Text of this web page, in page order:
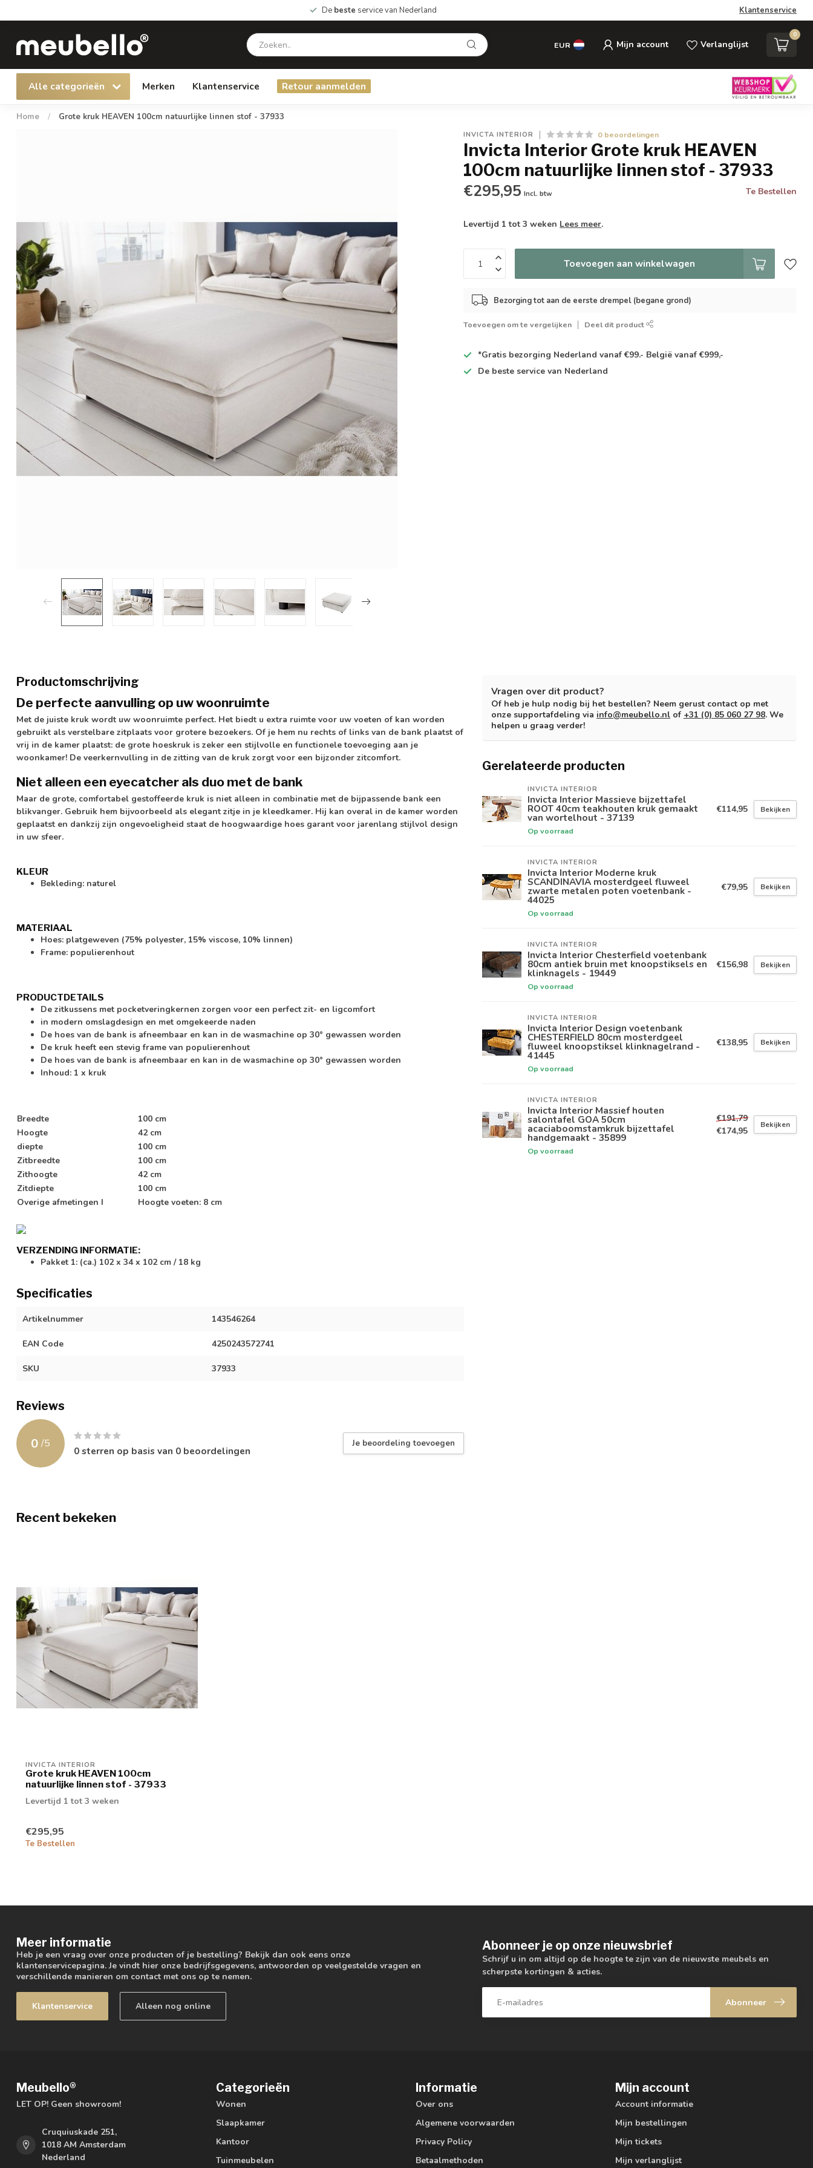
De beste service van Nederland Klantenservice
EUR Mijn account Verlanglijst
0
Alle categorieën Merken Klantenservice Retour aanmelden
Home / Grote kruk HEAVEN 100cm natuurlijke linnen stof - 37933
INVICTA INTERIOR 0 beoordelingen
Invicta Interior Grote kruk HEAVEN
100cm natuurlijke linnen stof - 37933
€295,95 Incl. btw Te Bestellen
Levertijd 1 tot 3 weken Lees meer.
Toevoegen aan winkelwagen
Bezorging tot aan de eerste drempel (begane grond)
Toevoegen om te vergelijken Deel dit product
*Gratis bezorging Nederland vanaf €99.- België vanaf €999,-
De beste service van Nederland
Productomschrijving
De perfecte aanvulling op uw woonruimte
Met de juiste kruk wordt uw woonruimte perfect. Het biedt u extra ruimte voor uw voeten of kan worden
gebruikt als verstelbare zitplaats voor grotere bezoekers. Of je hem nu rechts of links van de bank plaatst of
vrij in de kamer plaatst: de grote hoeskruk is zeker een stijlvolle en functionele toevoeging aan je
woonkamer! De veerkernvulling in de zitting van de kruk zorgt voor een bijzonder zitcomfort.
Niet alleen een eyecatcher als duo met de bank
Maar de grote, comfortabel gestoffeerde kruk is niet alleen in combinatie met de bijpassende bank een
blikvanger. Gebruik hem bijvoorbeeld als elegant zitje in je kleedkamer. Hij kan overal in de kamer worden
geplaatst en dankzij zijn ongevoeligheid staat de hoogwaardige hoes garant voor jarenlang stijlvol design
in uw sfeer.
KLEUR
Bekleding: naturel
MATERIAAL
Hoes: platgeweven (75% polyester, 15% viscose, 10% linnen)
Frame: populierenhout
PRODUCTDETAILS
De zitkussens met pocketveringkernen zorgen voor een perfect zit- en ligcomfort
in modern omslagdesign en met omgekeerde naden
De hoes van de bank is afneembaar en kan in de wasmachine op 30° gewassen worden
De kruk heeft een stevig frame van populierenhout
De hoes van de bank is afneembaar en kan in de wasmachine op 30° gewassen worden
Inhoud: 1 x kruk
Breedte
100 cm
Hoogte
42 cm
diepte
100 cm
Zitbreedte
100 cm
Zithoogte
42 cm
Zitdiepte
100 cm
Overige afmetingen I
Hoogte voeten: 8 cm
VERZENDING INFORMATIE:
Pakket 1: (ca.) 102 x 34 x 102 cm / 18 kg
Specificaties
Artikelnummer 143546264
EAN Code 4250243572741
SKU 37933
Reviews
0 /5
0sterren op basis van 0 beoordelingen
Je beoordeling toevoegen
Vragen over dit product?
Of heb je hulp nodig bij het bestellen? Neem gerust contact op met
onze supportafdeling via info@meubello.nl of +31 (0) 85 060 27 98. We
helpen u graag verder!
Gerelateerde producten
INVICTA INTERIOR
Invicta Interior Massieve bijzettafel
ROOT 40cm teakhouten kruk gemaakt
van wortelhout - 37139
Op voorraad
€114,95 Bekijken
INVICTA INTERIOR
Invicta Interior Moderne kruk
SCANDINAVIA mosterdgeel fluweel
zwarte metalen poten voetenbank -
44025
Op voorraad
€79,95 Bekijken
INVICTA INTERIOR
Invicta Interior Chesterfield voetenbank
80cm antiek bruin met knoopstiksels en
klinknagels - 19449
Op voorraad
€156,98 Bekijken
INVICTA INTERIOR
Invicta Interior Design voetenbank
CHESTERFIELD 80cm mosterdgeel
fluweel knoopstiksel klinknagelrand -
41445
Op voorraad
€138,95 Bekijken
INVICTA INTERIOR
Invicta Interior Massief houten
salontafel GOA 50cm
acaciaboomstamkruk bijzettafel
handgemaakt - 35899
Op voorraad
€191,79
€174,95
Bekijken
Recent bekeken
INVICTA INTERIOR
Grote kruk HEAVEN 100cm
natuurlijke linnen stof - 37933
Levertijd 1 tot 3 weken
€295,95
Te Bestellen
Meer informatie
Heb je een vraag over onze producten of je bestelling? Bekijk dan ook eens onze
klantenservicepagina. Je vindt hier onze bedrijfsgegevens, antwoorden op veelgestelde vragen en
verschillende manieren om contact met ons op te nemen.
Klantenservice Alleen nog online
Abonneer je op onze nieuwsbrief
Schrijf u in om altijd op de hoogte te zijn van de nieuwste meubels en
scherpste kortingen & acties.
Abonneer
Meubello®
LET OP! Geen showroom!
Cruquiuskade 251,
1018 AM Amsterdam
Nederland
Categorieën
Wonen
Slaapkamer
Kantoor
Tuinmeubelen
Informatie
Over ons
Algemene voorwaarden
Privacy Policy
Betaalmethoden
Mijn account
Account informatie
Mijn bestellingen
Mijn tickets
Mijn verlanglijst